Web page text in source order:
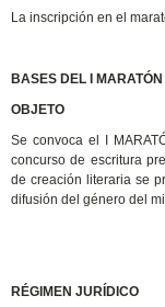
La inscripción en el
BASES DEL I
OBJETO
Se convoca el I
concurso de escritura
de creación literaria se
difusión del género del
RÉGIMEN JURÍDICO